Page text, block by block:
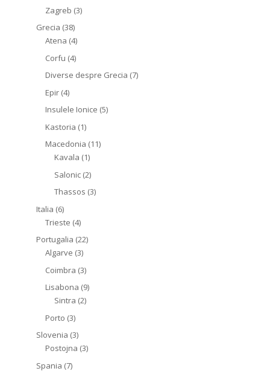
Zagreb (3)
Grecia (38)
Atena (4)
Corfu (4)
Diverse despre Grecia (7)
Epir(4)
Insulele Ionice (5)
Kastoria (1)
Macedonia (11)
Kavala (1)
Salonic(2)
Thassos (3)
Italia (6)
Trieste (4)
Portugalia (22)
Algarve (3)
Coimbra (3)
Lisabona (9)
Sintra (2)
Porto (3)
Slovenia (3)
Postojna (3)
Spania (7)